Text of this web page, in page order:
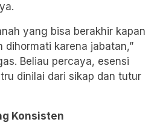
yang bisa berakhir kapan
dihormati karena jabatan,”
Beliau percaya, esensi
dinilai dari sikap dan tutur
Konsisten